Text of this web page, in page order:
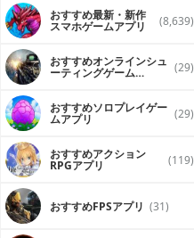
おすすめ最新・新作
スマホゲームアプリ (8,639)
おすすめオンラインシュ
ーティングゲーム (29)
おすすめソロプレイゲー
ムアプリ (29)
おすすめアクション
RPGアプリ (119)
おすすめFPSアプリ (31)